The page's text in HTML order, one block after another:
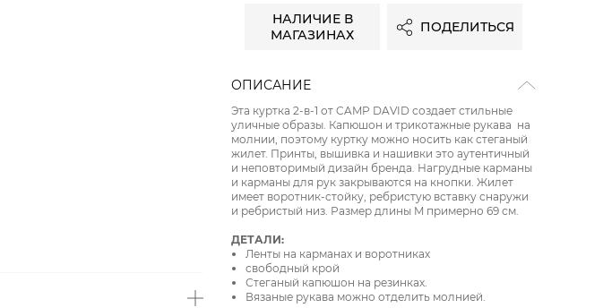
НАЛИЧИЕ В
МАГАЗИНАХ
ПОДЕЛИТЬСЯ
ОПИСАНИЕ
Эта куртка 2-в-1 от CAMP DAVID создает стильные
уличные образы. Капюшон и трикотажные рукава на
молнии, поэтому куртку можно носить как стеганый
жилет. Принты, вышивка и нашивки это аутентичный
и неповторимый дизайн бренда. Нагрудные карманы
и карманы для рук закрываются на кнопки. Жилет
имеет воротник-стойку, ребристую вставку снаружи
и ребристый низ. Размер длины M примерно 69 см.
ДЕТАЛИ:
Ленты на карманах и воротниках
свободный крой
Стеганый капюшон на резинках.
Вязаные рукава можно отделить молнией.